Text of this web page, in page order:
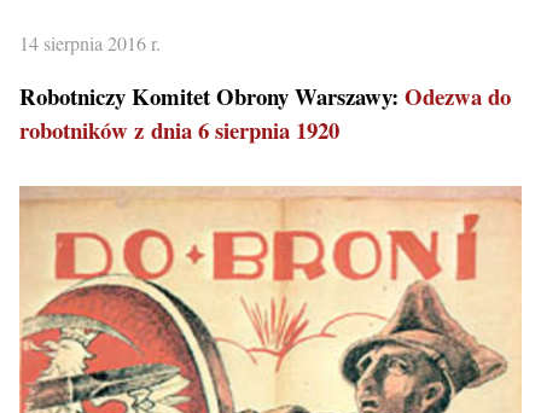
14 sierpnia 2016 r.
Robotniczy Komitet Obrony Warszawy: Odezwa do
robotników z dnia 6 sierpnia 1920